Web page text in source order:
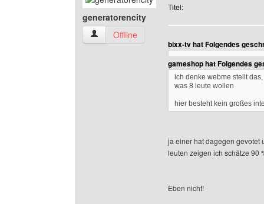
generatorencity
generatorencity Benutzer-Profile anzeigen
Offline
Titel:
bixx-tv hat Folgendes
gameshop hat Folgendes
ich denke webme stellt
was 8 leute wollen
hier besteht kein großes
ja einer hat dagegen gevotet
leuten zeigen ich schätze 90
Eben nicht!